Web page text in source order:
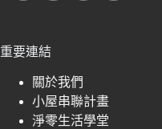
重要連結
關於我們
小屋串聯計畫
淨零生活學堂